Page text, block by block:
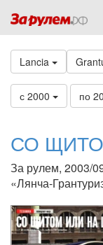
Lancia
с 2000 по
СО
За рулем, 2003/
«Лянча-